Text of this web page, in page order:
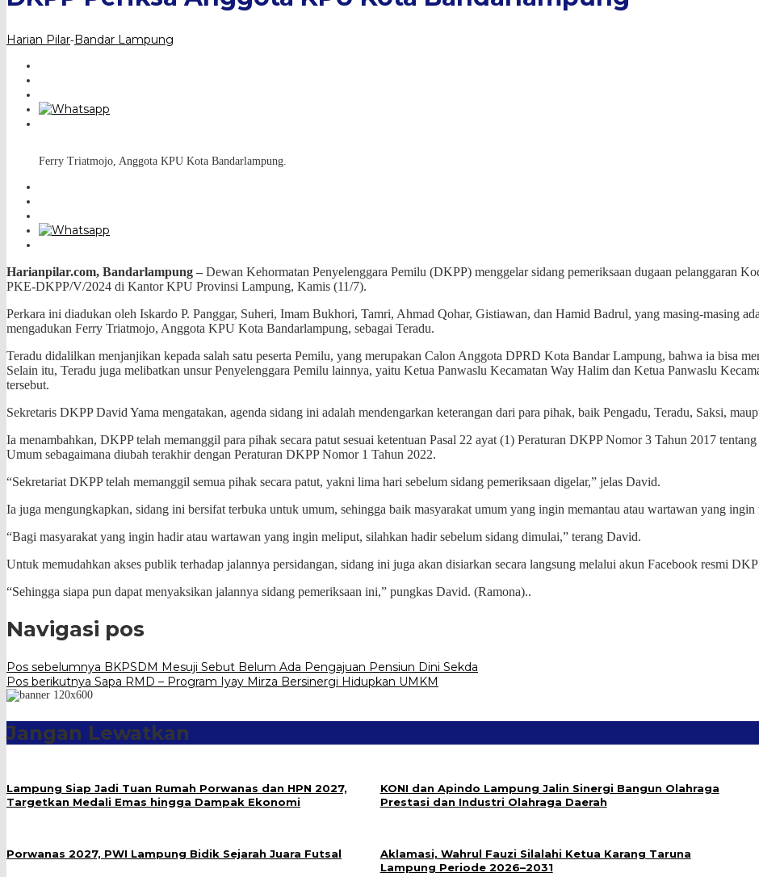
Harian Pilar-Bandar Lampung
Ferry Triatmojo, Anggota KPU Kota Bandarlampung.
Harianpilar.com, Bandarlampung – Dewan Kehormatan Penyelenggara Pemilu (DKPP) menggelar sidang pemeriksaan dugaan pelanggaran
PKE-DKPP/V/2024 di Kantor KPU Provinsi Lampung, Kamis (11/7).
Perkara ini diadukan oleh Iskardo P. Panggar, Suheri, Imam Bukhori, Tamri, Ahmad Qohar, Gistiawan, dan Hamid Badrul, yang masing-masing
mengadukan Ferry Triatmojo, Anggota KPU Kota Bandarlampung, sebagai Teradu.
Teradu didalilkan menjanjikan kepada salah satu peserta Pemilu, yang merupakan Calon Anggota DPRD Kota Bandar Lampung, bahwa ia bisa
Selain itu, Teradu juga melibatkan unsur Penyelenggara Pemilu lainnya, yaitu Ketua Panwaslu Kecamatan Way Halim dan Ketua Panwaslu
tersebut.
Sekretaris DKPP David Yama mengatakan, agenda sidang ini adalah mendengarkan keterangan dari para pihak, baik Pengadu, Teradu, Saksi,
Ia menambahkan, DKPP telah memanggil para pihak secara patut sesuai ketentuan Pasal 22 ayat (1) Peraturan DKPP Nomor 3 Tahun 2017
Umum sebagaimana diubah terakhir dengan Peraturan DKPP Nomor 1 Tahun 2022.
“Sekretariat DKPP telah memanggil semua pihak secara patut, yakni lima hari sebelum sidang pemeriksaan digelar,” jelas David.
Ia juga mengungkapkan, sidang ini bersifat terbuka untuk umum, sehingga baik masyarakat umum yang ingin memantau atau wartawan yang
“Bagi masyarakat yang ingin hadir atau wartawan yang ingin meliput, silahkan hadir sebelum sidang dimulai,” terang David.
Untuk memudahkan akses publik terhadap jalannya persidangan, sidang ini juga akan disiarkan secara langsung melalui akun Facebook resmi
“Sehingga siapa pun dapat menyaksikan jalannya sidang pemeriksaan ini,” pungkas David. (Ramona)..
Navigasi pos
Pos sebelumnya BKPSDM Mesuji Sebut Belum Ada Pengajuan Pensiun Dini Sekda
Pos berikutnya Sapa RMD – Program Iyay Mirza Bersinergi Hidupkan UMKM
Jangan Lewatkan
Lampung Siap Jadi Tuan Rumah Porwanas dan HPN 2027,
Targetkan Medali Emas hingga Dampak Ekonomi
KONI dan Apindo Lampung Jalin Sinergi Bangun Olahraga
Prestasi dan Industri Olahraga Daerah
Porwanas 2027, PWI Lampung Bidik Sejarah Juara Futsal
Aklamasi, Wahrul Fauzi Silalahi Ketua Karang Taruna
Lampung Periode 2026–2031